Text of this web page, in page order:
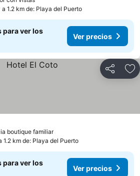
a 1.2 km de: Playa del Puerto
para ver los
Ver precios
Compartir
boutique familiar
1.2 km de: Playa del Puerto
para ver los
Ver precios